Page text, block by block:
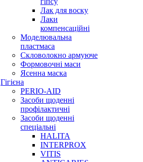
Лак для воску
Лаки
компенсаційні
Моделювальна
пластмаса
Скловолокно армуюче
Формовочні маси
Ясенна маска
Гігієна
PERIO-AID
Засоби щоденні
профілактичні
Засоби щоденні
спеціальні
HALITA
INTERPROX
VITIS